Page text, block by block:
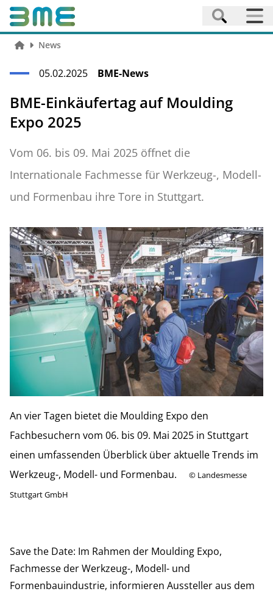
News
05.02.2025 BME-News
BME-Einkäufertag auf Moulding
Expo 2025
Vom 06. bis 09. Mai 2025 öffnet die
Internationale Fachmesse für Werkzeug-, Modell-
und Formenbau ihre Tore in Stuttgart.
An vier Tagen bietet die Moulding Expo den
Fachbesuchern vom 06. bis 09. Mai 2025 in Stuttgart
einen umfassenden Überblick über aktuelle Trends im
Werkzeug-, Modell- und Formenbau.
© Landesmesse
Stuttgart GmbH
Save the Date: Im Rahmen der Moulding Expo,
Fachmesse der Werkzeug-, Modell- und
Formenbauindustrie, informieren Aussteller aus dem